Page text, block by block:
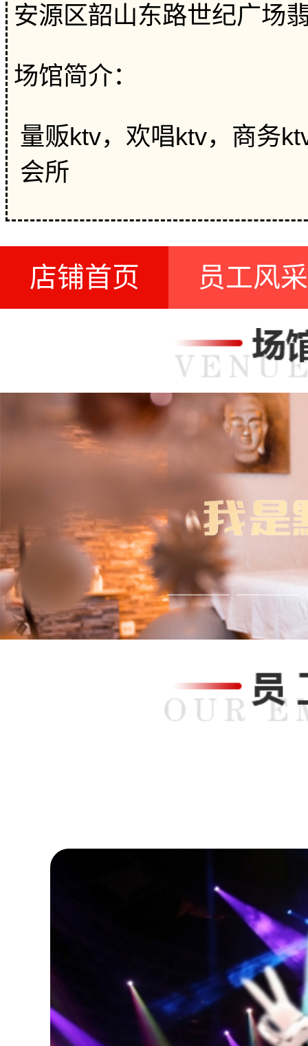
安源区韶山东路世纪广场
场馆简介：
量贩ktv，欢唱ktv，商务
会所
店铺首页 员工风采